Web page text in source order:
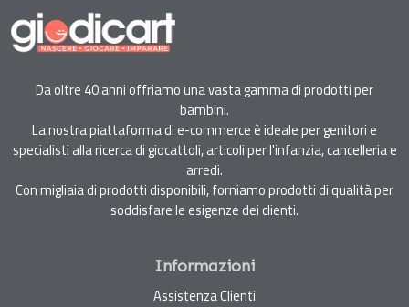
Da oltre 40 anni offriamo una vasta gamma di prodotti per
bambini.
La nostra piattaforma di e-commerce è ideale per genitori e
specialisti alla ricerca di giocattoli, articoli per l'infanzia, cancelleria e
arredi.
Con migliaia di prodotti disponibili, forniamo prodotti di qualità per
soddisfare le esigenze dei clienti.
Informazioni
Assistenza Clienti